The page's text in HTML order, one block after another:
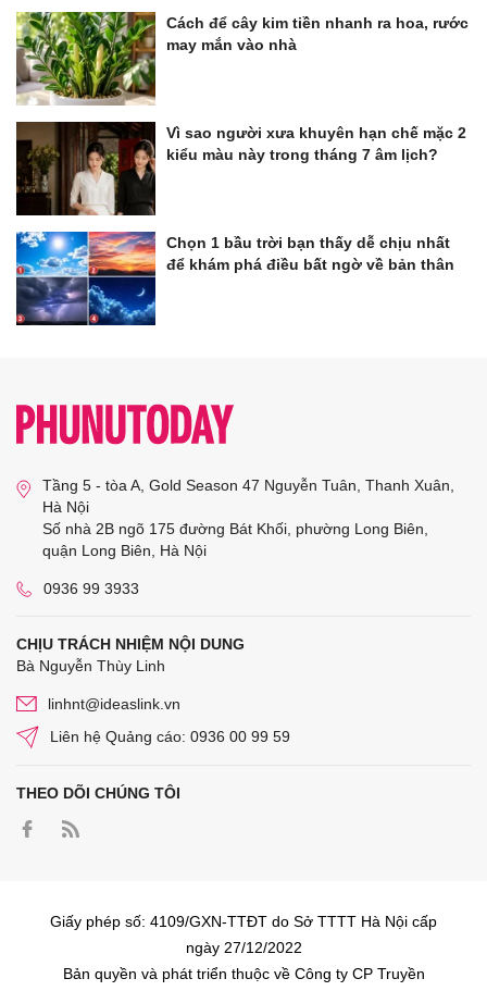
Cách để cây kim tiền nhanh ra hoa, rước
may mắn vào nhà
Vì sao người xưa khuyên hạn chế mặc 2
kiểu màu này trong tháng 7 âm lịch?
Chọn 1 bầu trời bạn thấy dễ chịu nhất
để khám phá điều bất ngờ về bản thân
Tầng 5 - tòa A, Gold Season 47 Nguyễn Tuân, Thanh Xuân,
Hà Nội
Số nhà 2B ngõ 175 đường Bát Khối, phường Long Biên,
quận Long Biên, Hà Nội
0936 99 3933
CHỊU TRÁCH NHIỆM NỘI DUNG
Bà Nguyễn Thùy Linh
linhnt@ideaslink.vn
Liên hệ Quảng cáo: 0936 00 99 59
THEO DÕI CHÚNG TÔI
Giấy phép số: 4109/GXN-TTĐT do Sở TTTT Hà Nội cấp
ngày 27/12/2022
Bản quyền và phát triển thuộc về Công ty CP Truyền